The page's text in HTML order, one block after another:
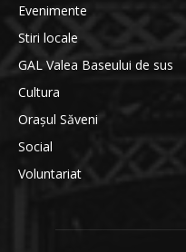
Evenimente
Stiri locale
GAL Valea Baseului de sus
Cultura
Orașul Săveni
Social
Voluntariat